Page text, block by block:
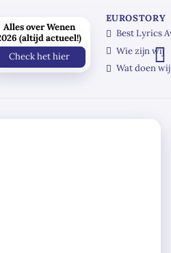
Alles over Wenen
(altijd actueel!)
Check het hier
EUROSTORY
Best Lyrics
Wie zijn wij
Wat doen wij